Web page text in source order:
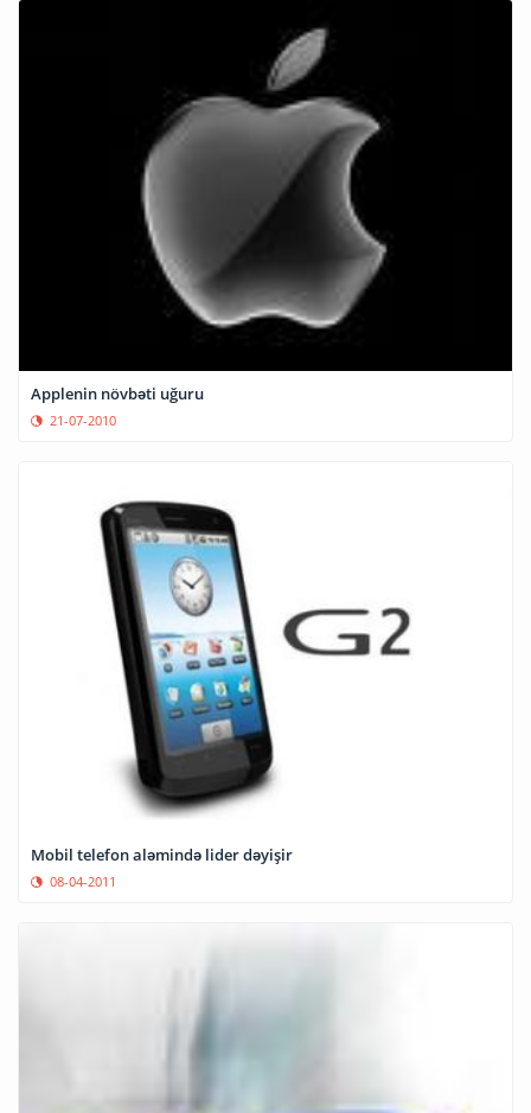
Applenin növbəti uğuru
21-07-2010
Mobil telefon aləmində lider dəyişir
08-04-2011